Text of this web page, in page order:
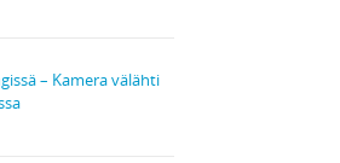
– Kamera välähti